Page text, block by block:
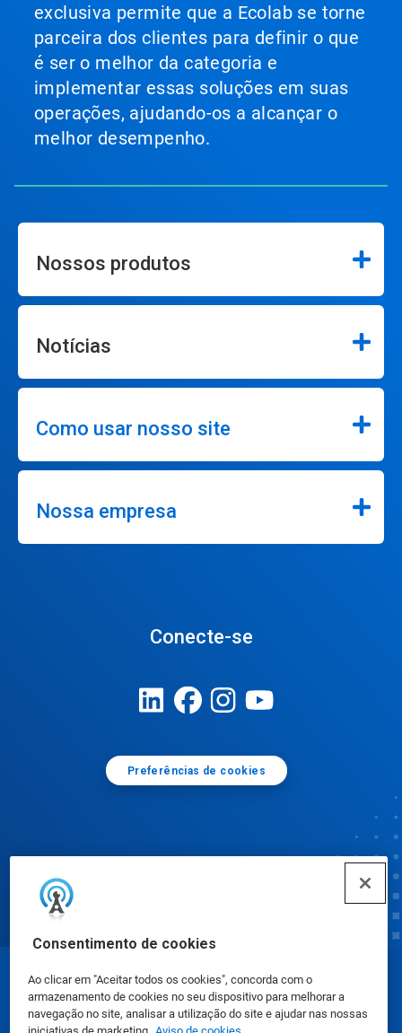
Consentimento de cookies
Ao clicar em "Aceitar todos os cookies", concorda com o
armazenamento de cookies no seu dispositivo para melhorar a
navegação no site, analisar a utilização do site e ajudar nas nossas
exclusiva permite que a Ecolab se torne
parceira dos clientes para definir o que
é ser o melhor da categoria e
implementar essas soluções em suas
operações, ajudando-os a alcançar o
melhor desempenho.
Nossos produtos
Notícias
Como usar nosso site
Nossa empresa
Conecte-se
Preferências de cookies
© Ecolab Inc. 2025